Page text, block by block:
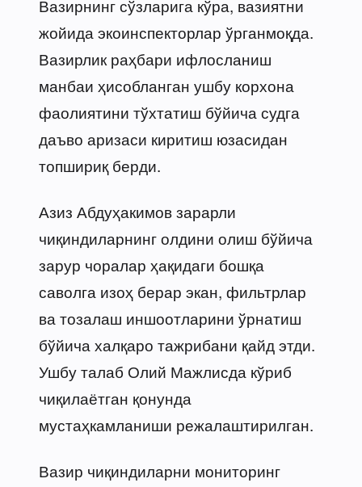
Вазирнинг сўзларига кўра, вазиятни
жойида экоинспекторлар ўрганмоқда.
Вазирлик раҳбари ифлосланиш
манбаи ҳисобланган ушбу корхона
фаолиятини тўхтатиш бўйича судга
даъво аризаси киритиш юзасидан
топшириқ берди.
Азиз Абдуҳакимов зарарли
чиқиндиларнинг олдини олиш бўйича
зарур чоралар ҳақидаги бошқа
саволга изоҳ берар экан, фильтрлар
ва тозалаш иншоотларини ўрнатиш
бўйича халқаро тажрибани қайд этди.
Ушбу талаб Олий Мажлисда кўриб
чиқилаётган қонунда
мустаҳкамланиши режалаштирилган.
Вазир чиқиндиларни мониторинг